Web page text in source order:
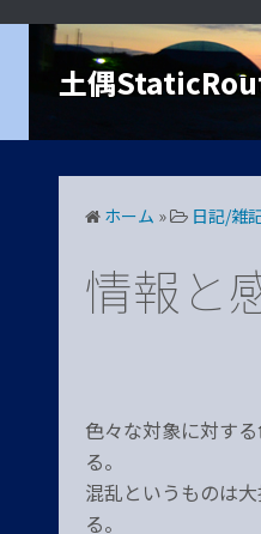
ツ
土偶
ホーム » 日記/雑
情報と
色々な対象に対す
る。
混乱というものは
る。